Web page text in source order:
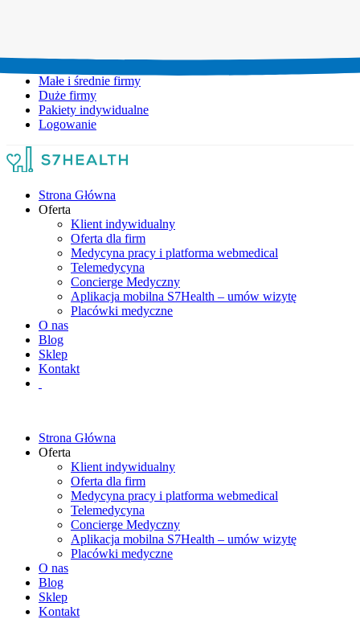
Małe i średnie firmy
Duże firmy
Pakiety indywidualne
Logowanie
Strona Główna
Oferta
Klient indywidualny
Oferta dla firm
Medycyna pracy i platforma webmedical
Telemedycyna
Concierge Medyczny
Aplikacja mobilna S7Health – umów wizytę
Placówki medyczne
O nas
Blog
Sklep
Kontakt
Strona Główna
Oferta
Klient indywidualny
Oferta dla firm
Medycyna pracy i platforma webmedical
Telemedycyna
Concierge Medyczny
Aplikacja mobilna S7Health – umów wizytę
Placówki medyczne
O nas
Blog
Sklep
Kontakt